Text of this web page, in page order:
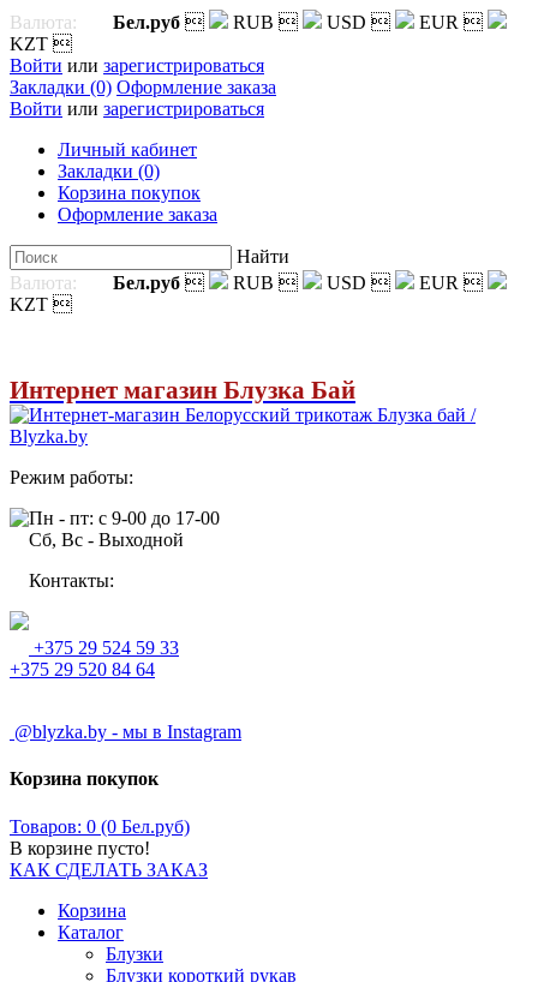
Валюта: Бел.руб  RUB  USD  EUR 
KZT 
Войти или зарегистрироваться
Закладки (0) Оформление заказа
Войти или зарегистрироваться
Личный кабинет
Закладки (0)
Корзина покупок
Оформление заказа
Найти
Валюта:
Бел.руб  RUB  USD  EUR 
KZT 
Интернет магазин Блузка Бай
Режим работы:
Пн - пт: с 9-00 до 17-00
Сб, Вс - Выходной
Контакты:
+375 29 524 59 33
+375 29 520 84 64
@blyzka.by - мы в Instagram
Корзина покупок
Товаров: 0 (0 Бел.руб)
В корзине пусто!
КАК СДЕЛАТЬ ЗАКАЗ
Корзина
Каталог
Блузки
Блузки короткий рукав